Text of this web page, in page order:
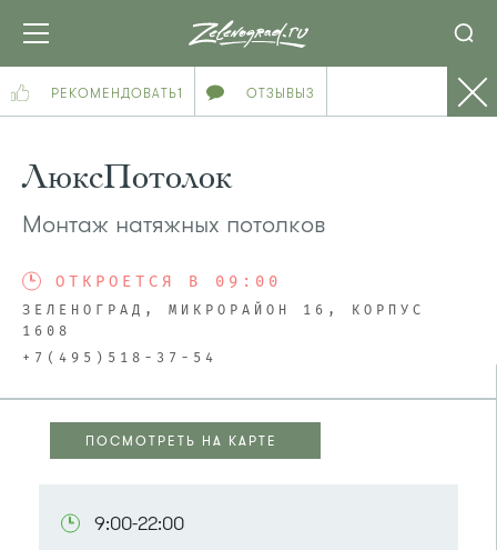
РЕКОМЕНДОВАТЬ1 ОТЗЫВЫ3
ЛюксПотолок
Монтаж натяжных потолков
ОТКРОЕТСЯ В 09:00
ЗЕЛЕНОГРАД, МИКРОРАЙОН 16, КОРПУС
1608
+7(495)518-37-54
ПОСМОТРЕТЬ НА КАРТЕ
9:00-22:00